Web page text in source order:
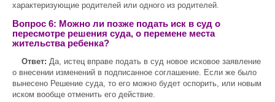
характеризующие родителей или одного из родителей.
Вопрос 6: Можно ли позже подать иск в суд о
пересмотре решения суда, о перемене места
жительства ребенка?
Ответ: Да, истец вправе подать в суд новое исковое заявление
о внесении изменений в подписанное соглашение. Если же было
вынесено Решение суда, то его можно будет оспорить, или новым
иском вообще отменить его действие.